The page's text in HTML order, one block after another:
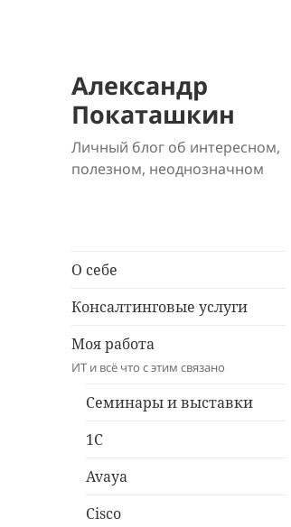
Александр
Покаташкин
Личный блог об интересном,
полезном, неоднозначном
О себе
Консалтинговые услуги
Моя работа
ИТ и всё что с этим связано
Семинары и выставки
1C
Avaya
Cisco